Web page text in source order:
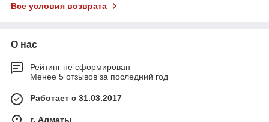
Все условия возврата
О нас
Рейтинг не сформирован
Менее 5 отзывов за последний год
Работает с 31.03.2017
г. Алматы